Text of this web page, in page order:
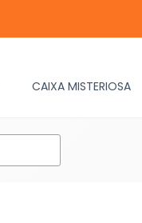
CAIXA MISTERIOSA